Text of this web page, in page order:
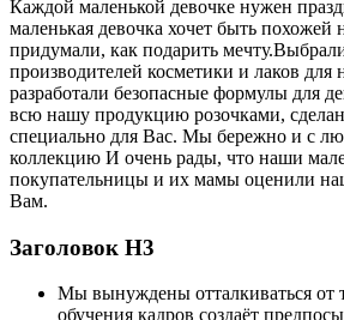
Каждой маленькой девочке нужен
маленькая девочка хочет быть
придумали, как подарить
производителей косметики и лаков для
разработали безопасные формулы для
всю нашу продукцию розочками,
специально для Вас. Мы бережно и с
коллекцию И очень рады, что наши
покупательницы и их мамы оценили
Вам.
Заголовок Н3
Мы вынуждены отталкиваться от
обучения кадров создаёт